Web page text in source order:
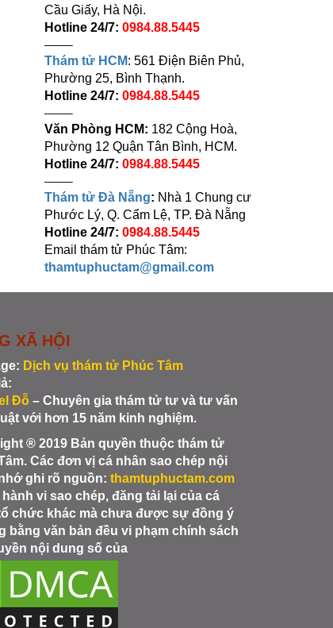
Cầu Giấy, Hà Nội.
Hotline 24/7: 0984.88.5445
——–
Thám tử HCM: 561 Điện Biên Phủ,
Phường 25, Bình Thạnh.
Hotline 24/7: 0984.88.5445
——–
Văn Phòng HCM: 182 Cộng Hoà,
Phường 12 Quận Tân Bình, HCM.
Hotline 24/7: 0984.88.5445
——–
Thám tử Đà Nẵng: Nhà 1 Chung cư
Phước Lý, Q. Cẩm Lệ, TP. Đà Nẵng
Hotline 24/7: 0984.88.5445
Email thám tử Phúc Tâm:
thamtuphuctam@gmail.com
XÃ HỘI
Dịch vụ thám tử Phúc Tâm
Đỗ – Chuyên gia thám tử tư và tư vấn
với hơn 15 năm kinh nghiệm.
® 2019 Bản quyền thuộc thám tử
Các đơn vị cá nhân sao chép nội
ghi rõ nguồn: thamtuphuctam.com
hành vi sao chép, đăng tải lại của cá
chức khác mà chưa được sự đồng ý
bằng văn bản đều vi phạm chính sách
nội dung số của